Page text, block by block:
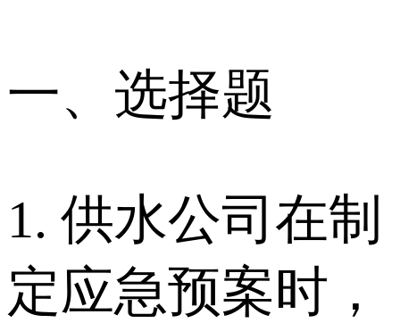
一、选择题
1. 供水公司在制
定应急预案时，